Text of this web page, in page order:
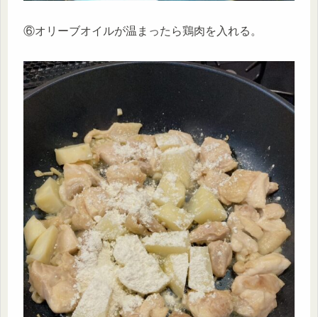
⑥オリーブオイルが温まったら鶏肉を入れる。